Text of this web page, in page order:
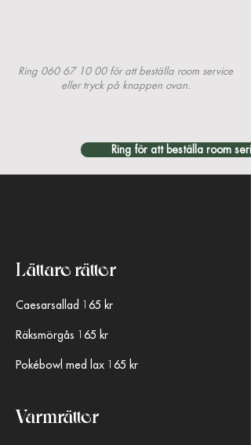
Ring 060 67 10 00för att beställa room service
eller tryck på knappen ovan.
Ring för att beställa room
Lättare rätter​
Caesarsallad 165 kr
Räksmörgås 165 kr
Pokébowl med lax 165 kr
Varmrätter​